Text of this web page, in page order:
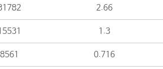
2.66
1.3
8561 0.716